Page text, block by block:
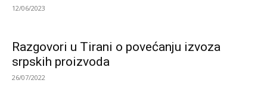
12/06/2023
Razgovori u Tirani o povećanju izvoza
srpskih proizvoda
26/07/2022